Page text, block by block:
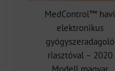
MedControl™ havi
elektronikus
gyógyszeradagoló
riasztóval – 2020